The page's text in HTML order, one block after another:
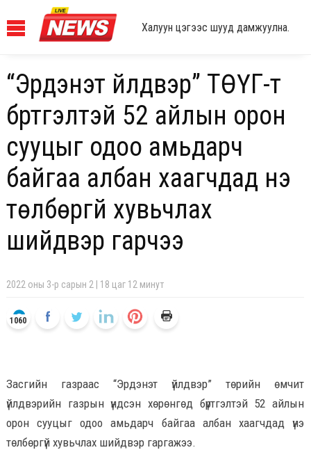
Халуун цэгээс шууд дамжуулна.
“Эрдэнэт үйлдвэр” ТӨҮГ-т
бүртгэлтэй 52 айлын орон
сууцыг одоо амьдарч
байгаа албан хаагчдад үнэ
төлбөргүй хувьчлах
шийдвэр гарчээ
2022 оны 3-р сарын 2 | 18 цаг 12 минут
1060
Засгийн газраас “Эрдэнэт үйлдвэр” төрийн өмчит
үйлдвэрийн газрын үндсэн хөрөнгөд бүртгэлтэй 52 айлын
орон сууцыг одоо амьдарч байгаа албан хаагчдад үнэ
төлбөргүй хувьчлах шийдвэр гаргажээ.